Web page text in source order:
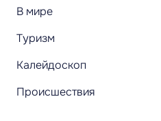
В мире
Туризм
Калейдоскоп
Происшествия